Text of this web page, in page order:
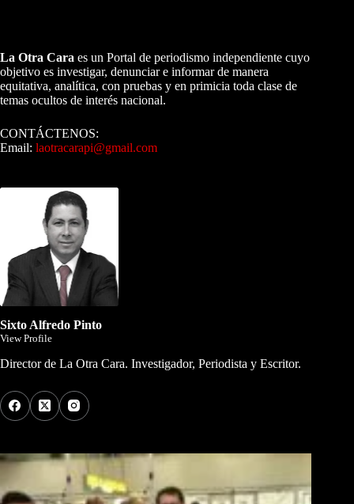
La Otra Cara es un Portal de periodismo independiente cuyo
objetivo es investigar, denunciar e informar de manera
equitativa, analítica, con pruebas y en primicia toda clase de
temas ocultos de interés nacional.
CONTÁCTENOS:
Email: laotracarapi@gmail.com
Sixto Alfredo Pinto
View Profile
Director de La Otra Cara. Investigador, Periodista y Escritor.